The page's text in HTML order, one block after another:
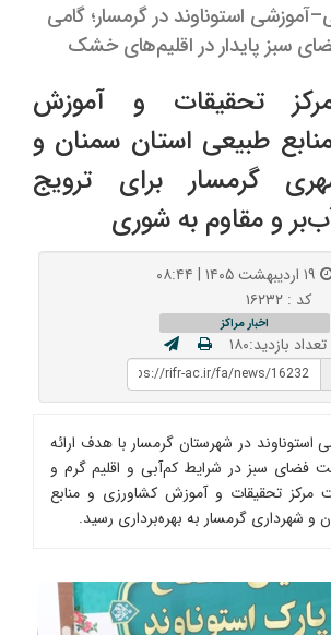
استوناوند در گرمسار؛ گامی
سبز پایدار در اقلیم‌های خشک
تحقیقات و آموزش
طبیعی استان سمنان و
گرمسار برای ترویج
و مقاوم به شوری
کد : ۱۶۲۳۲
اخبار مراکز
تعداد بازدید:۱۸۰
استوناوند در شهرستان گرمسار با هدف ارائه
فضای سبز در شرایط کم‌آبی و اقلیم گرم و
تحقیقات و آموزش کشاورزی و منابع
و شهرداری گرمسار به بهره‌برداری رسید.